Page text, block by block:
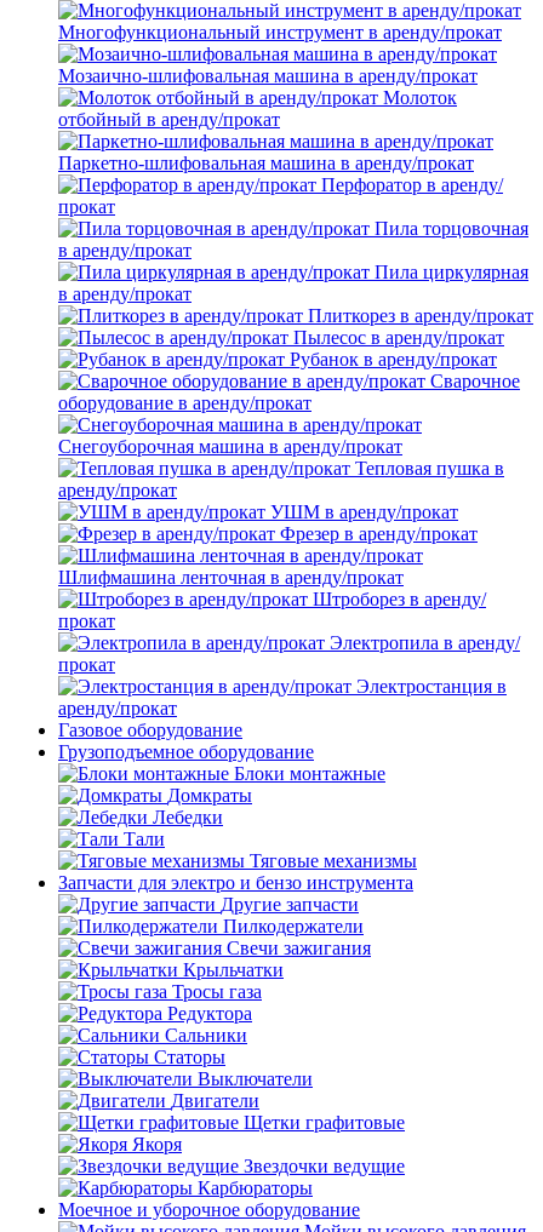
Многофункциональный инструмент в аренду/прокат
Мозаично-шлифовальная машина в аренду/прокат
Молоток
отбойный в аренду/прокат
Паркетно-шлифовальная машина в аренду/прокат
Перфоратор в аренду/
прокат
Пила торцовочная
в аренду/прокат
Пила циркулярная
в аренду/прокат
Плиткорез в аренду/прокат
Пылесос в аренду/прокат
Рубанок в аренду/прокат
Сварочное
оборудование в аренду/прокат
Снегоуборочная машина в аренду/прокат
Тепловая пушка в
аренду/прокат
УШМ в аренду/прокат
Фрезер в аренду/прокат
Шлифмашина ленточная в аренду/прокат
Штроборез в аренду/
прокат
Электропила в аренду/
прокат
Электростанция в
аренду/прокат
Газовое оборудование
Грузоподъемное оборудование
Блоки монтажные
Домкраты
Лебедки
Тали
Тяговые механизмы
Запчасти для электро и бензо инструмента
Другие запчасти
Пилкодержатели
Свечи зажигания
Крыльчатки
Тросы газа
Редуктора
Сальники
Статоры
Выключатели
Двигатели
Щетки графитовые
Якоря
Звездочки ведущие
Карбюраторы
Моечное и уборочное оборудование